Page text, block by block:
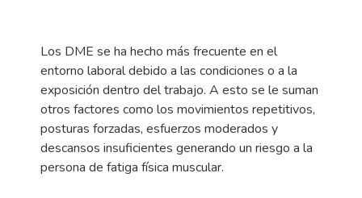
Los DME se ha hecho más frecuente en el
entorno laboral debido a las condiciones o a la
exposición dentro del trabajo. A esto se le suman
otros factores como los movimientos repetitivos,
posturas forzadas, esfuerzos moderados y
descansos insuficientes generando un riesgo a la
persona de fatiga física muscular.